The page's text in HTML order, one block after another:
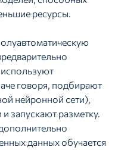
ресурсы.
говоря, подбирают
нейронной сети),
запускают разметку.
данных обучается